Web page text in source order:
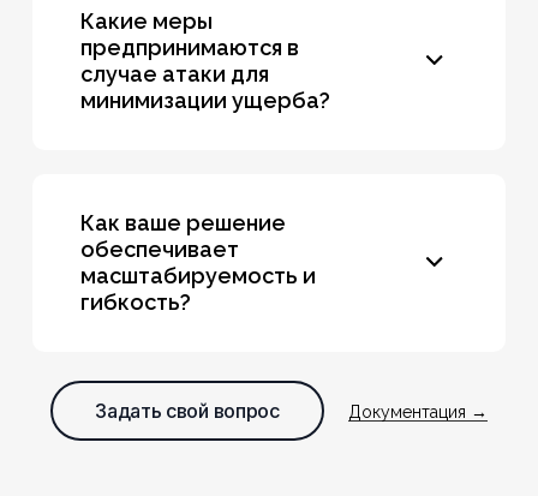
от современных угроз.
Какие меры
предпринимаются в
случае атаки для
минимизации ущерба?
инфраструктуры.
Как ваше решение
обеспечивает
масштабируемость и
гибкость?
добавлять новые функции по мере необходимости,
обеспечивая гибкость и адаптацию к изменяющимся
потребностям вашей организации.
Задать свой вопрос Документация →